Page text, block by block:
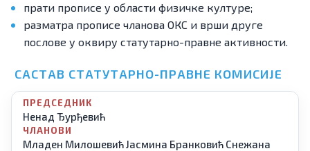
прати прописе у области физичке културе;
разматра прописе чланова ОКС и врши друге
послове у оквиру статутарно-правне активности.
САСТАВ СТАТУТАРНО-ПРАВНЕ КОМИСИЈЕ
ПРЕДСЕДНИК
Ненад Ђурђевић
ЧЛАНОВИ
Младен МилошевићЈасмина Бранковић Снежана